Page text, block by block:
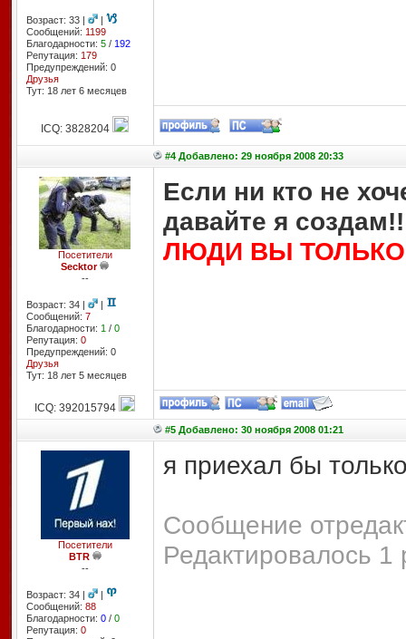
Возраст: 33 |
|
Сообщений: 1199
Благодарности: 5/ 192
Репутация: 179
Предупреждений: 0
Друзья
Тут: 18 лет 6 месяцев
ICQ: 3828204
#4 Добавлено: 29 ноября 2008 20:33
Посетители
Secktor
--
Возраст: 34 |
|
Сообщений: 7
Благодарности: 1 / 0
Репутация: 0
Предупреждений: 0
Друзья
Тут: 18 лет 5 месяцев
Если ни кто не
давайте я
ЛЮДИ ВЫ
ICQ: 392015794
#5 Добавлено: 30 ноября 2008 01:21
Посетители
BTR
--
Возраст: 34 |
|
Сообщений: 88
Благодарности: 0/ 0
Репутация: 0
я приехал бы
Сообщение
Редактировалось 1